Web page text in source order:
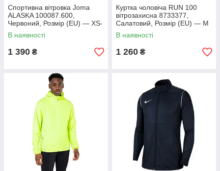
Спортивна вітровка Joma
ALASKA 100087.600,
Червоний, Розмір (EU) — XS-
S
В наявності
1 390 ₴
Куртка чоловіча RUN 100
вітрозахисна 8733377,
Салатовий, Розмір (EU) — M
XXL
В наявності
1 260 ₴